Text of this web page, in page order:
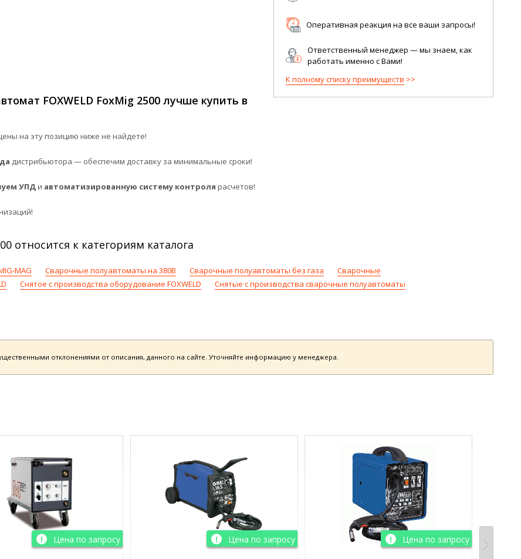
Оперативная реакция на все ваши запросы!
Ответственный менеджер — мы знаем, как
работать именно с Вами!
К полному списку преимуществ
FOXWELD FoxMig 2500 лучше купить в
на эту позицию ниже не найдете!
дистрибьютора — обеспечим доставку за минимальные сроки!
УПДи автоматизированную систему контроля расчетов!
относится к категориям каталога
MAG Сварочные полуавтоматы на 380В Сварочные полуавтоматы без газа
Сварочные
Снятое с производства оборудование FOXWELD
Снятые с производства сварочные полуавтоматы
отклонениями от описания, данного на сайте. Уточняйте информацию у менеджера.
Цена по запросу Цена по запросу Цена по запросу